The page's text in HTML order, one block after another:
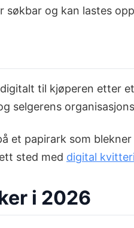
og kan lastes
til kjøperen etter
selgerens
papirark som
sted med digital
i 2026